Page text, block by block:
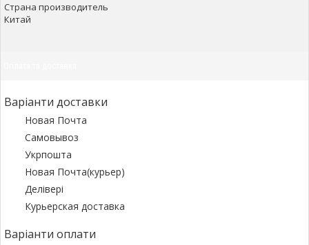
Страна производитель
Китай
Варіанти доставки
Новая Почта
Самовывоз
Укрпошта
Новая Почта(курьер)
Делівері
Курьерская доставка
Варіанти оплати